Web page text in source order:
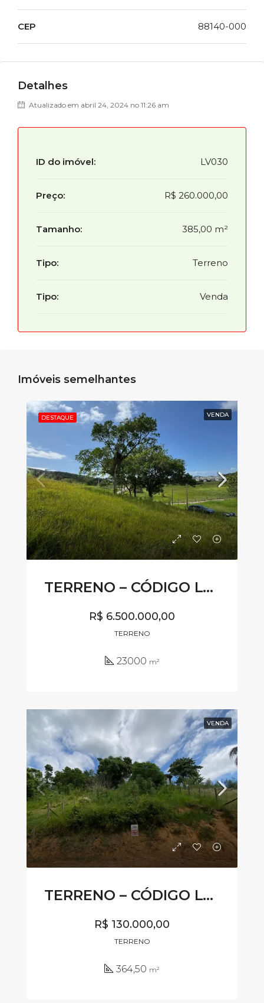
CEP 88140-000
Detalhes
Atualizado em abril 24, 2024 no 11:26 am
ID do imóvel: LV030
Preço: R$ 260.000,00
Tamanho: 385,00 m²
Tipo: Terreno
Tipo: Venda
Imóveis semelhantes
DESTAQUE VENDA
TERRENO – CÓDIGO LV360
R$ 6.500.000,00
TERRENO
23000 m²
VENDA
TERRENO – CÓDIGO LV340
R$ 130.000,00
TERRENO
364,50 m²